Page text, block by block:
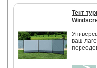
Тент
ваш